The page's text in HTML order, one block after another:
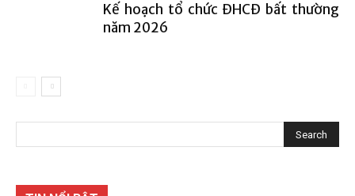
Kế hoạch tổ chức ĐHCĐ bất thường
năm 2026